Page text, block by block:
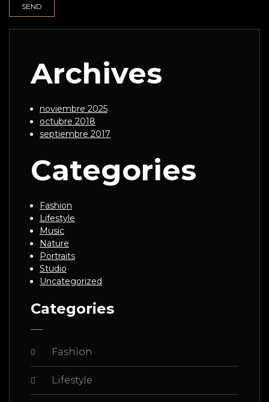
Archives
noviembre 2025
octubre 2018
septiembre 2017
Categories
Fashion
Lifestyle
Music
Nature
Portraits
Studio
Uncategorized
Categories
Fashion
Lifestyle